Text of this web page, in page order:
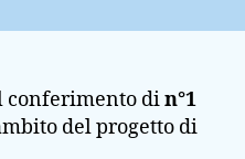
conferimento din°1
del progetto di